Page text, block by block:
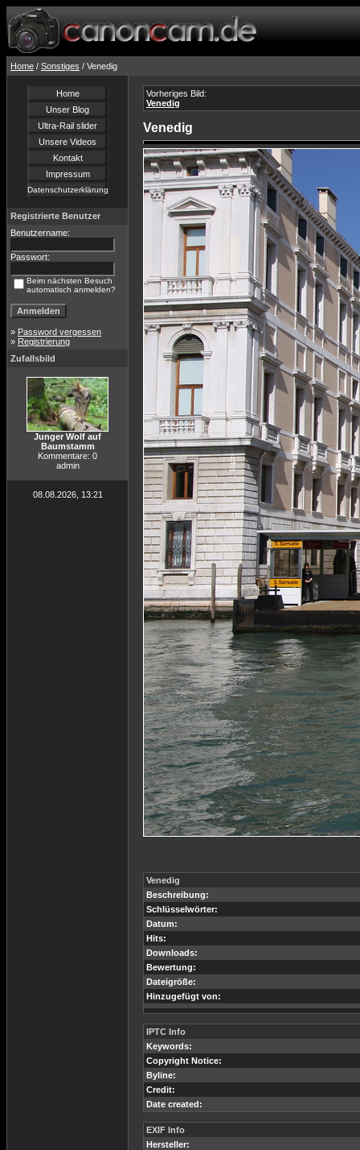
Home / Sonstiges / Venedig
Home
Unser Blog
Ultra-Rail slider
Unsere Videos
Kontakt
Impressum
Datenschutzerklärung
Registrierte Benutzer
Benutzername:
Passwort:
Beim nächsten Besuch
automatisch anmelden?
» Password vergessen
» Registrierung
Zufallsbild
Junger Wolf auf
Baumstamm
Kommentare: 0
admin
08.08.2026, 13:21
Vorheriges Bild:
Venedig
Venedig
Venedig
Beschreibung:
Schlüsselwörter:
Datum:
Hits:
Downloads:
Bewertung:
Dateigröße:
Hinzugefügt von:
IPTC Info
Keywords:
Copyright Notice:
Byline:
Credit:
Date created:
EXIF Info
Hersteller: